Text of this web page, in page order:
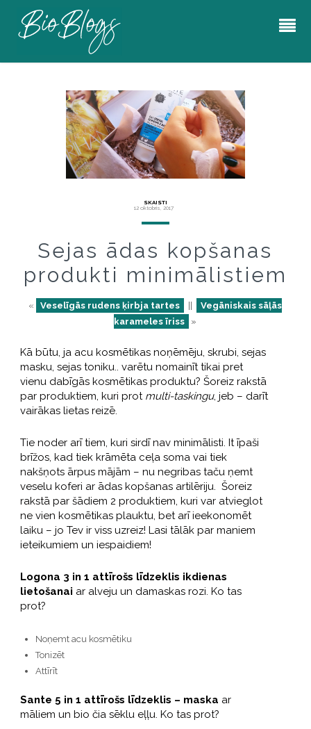
SKAISTI
12 oktobris, 2017
Sejas ādas kopšanas
produkti minimālistiem
« Veselīgās rudens ķirbja tartes
Vegāniskais sāļās
karameles īriss
»
Kā būtu, ja acu kosmētikas noņēmēju, skrubi, sejas
masku, sejas toniku.. varētu nomainīt tikai pret
vienu dabīgās kosmētikas produktu? Šoreiz rakstā
par produktiem, kuri protmulti-taskingu, jeb – darīt
vairākas lietas reizē.
Tie noder arī tiem, kuri sirdī nav minimālisti. It īpaši
brīžos, kad tiek krāmēta ceļa soma vai tiek
nakšņots ārpus mājām – nu negribas taču ņemt
veselu koferi ar ādas kopšanas artilēriju. Šoreiz
rakstā par šādiem 2 produktiem, kuri var atvieglot
ne vien kosmētikas plauktu, bet arī ieekonomēt
laiku – jo Tev ir viss uzreiz! Lasi tālāk par maniem
ieteikumiem un iespaidiem!
Logona 3 in 1 attīrošs līdzeklis ikdienas
lietošanai ar alveju un damaskas rozi. Ko tas
prot?
Noņemt acu kosmētiku
Tonizēt
Attīrīt
Sante 5 in 1 attīrošs līdzeklis – maska ar
māliem un bio čia sēklu eļļu. Ko tas prot?